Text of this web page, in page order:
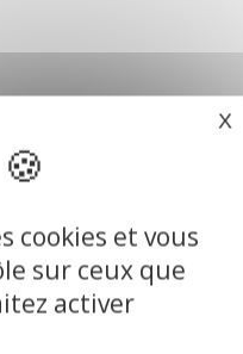
cookies et vous
sur ceux que
activer
X